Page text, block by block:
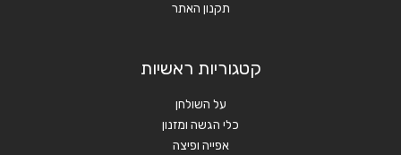
תקנון האתר
קטגוריות ראשיות
על השולחן
כלי הגשה ומזנון
אפייה ופיצה